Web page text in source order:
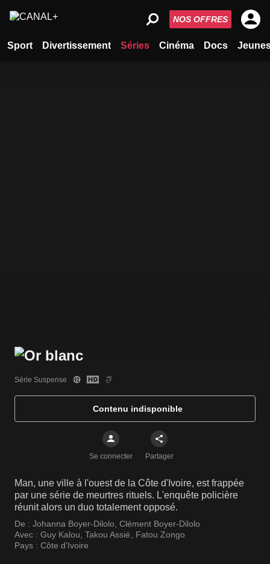
Sport Divertissement Séries Cinéma Docs
NOS OFFRES
Série Suspense
Contenu indisponible
Se connecter Partager
Man, une ville à l'ouest de la Côte d'Ivoire, est frappée
par une série de meurtres rituels. L'enquête policière
réunit alors un duo totalement opposé.
De : Johanna Boyer-Dilolo, Clément Boyer-Dilolo
Avec : Guy Kalou, Takou Assié, Fatou Zongo
Pays : Côte d’Ivoire